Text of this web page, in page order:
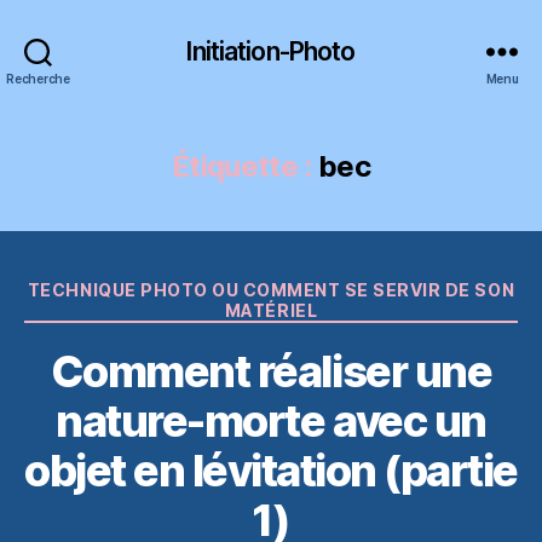
Recherche
Initiation-Photo
Menu
Étiquette : bec
Catégories
TECHNIQUE PHOTO OU COMMENT SE SERVIR DE SON
MATÉRIEL
Comment réaliser une
nature-morte avec un
objet en lévitation (partie
1)